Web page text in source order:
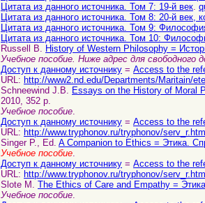
Цитата из данного источника. Том 7: 19-й век
Цитата из данного источника. Том 8: 20-й век,
Цитата из данного источника. Том 9:
Цитата из данного источника. Том 10:
Russell B. History of Western Philosophy =
Учебное пособие. Ниже адрес для свободного
Доступ к данному источнику = Access to the
URL: http://www2.nd.edu/Departments/Maritain/
Schneewind J.B. Essays on the History of Moral
2010, 352 p.
Учебное пособие
Доступ к данному источнику = Access to the
URL: http://www.tryphonov.ru/tryphonov/
Singer P., Ed. A Companion to Ethics = Этика.
Учебное пособие
Доступ к данному источнику = Access to the
URL: http://www.tryphonov.ru/tryphonov/
Slote M. The Ethics of Care and Empathy =
Учебное пособие